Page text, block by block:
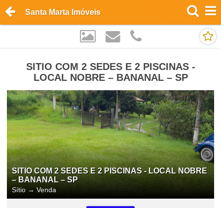
Santa Marta Imóveis
SITIO COM 2 SEDES E 2 PISCINAS -
LOCAL NOBRE – BANANAL – SP
SITIO COM 2 SEDES E 2 PISCINAS - LOCAL NOBRE
– BANANAL – SP
Sítio → Venda